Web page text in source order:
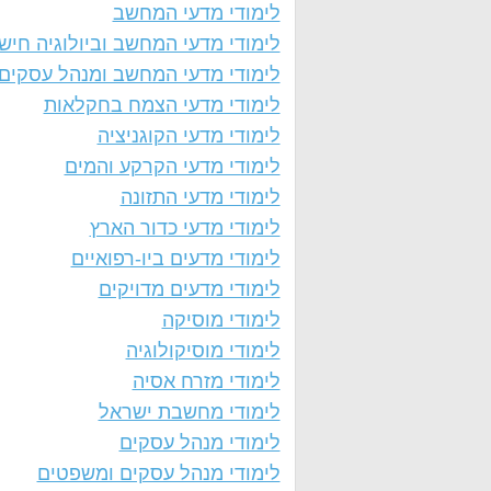
לימודי מדעי המחשב
לימודי מדעי המחשב וביולוגיה
לימודי מדעי המחשב ומנהל
לימודי מדעי הצמח בחקלאות
לימודי מדעי הקוגניציה
לימודי מדעי הקרקע והמים
לימודי מדעי התזונה
לימודי מדעי כדור הארץ
לימודי מדעים ביו-רפואיים
לימודי מדעים מדויקים
לימודי מוסיקה
לימודי מוסיקולוגיה
לימודי מזרח אסיה
לימודי מחשבת ישראל
לימודי מנהל עסקים
לימודי מנהל עסקים ומשפטים